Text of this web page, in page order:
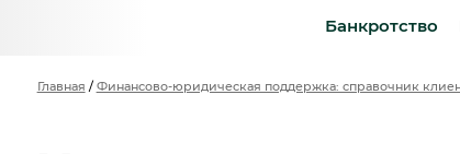
Банкротство
Главная / Финансово-юридическая поддержка: справочник